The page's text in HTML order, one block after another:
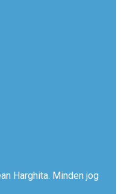
Harghita. Minden jog